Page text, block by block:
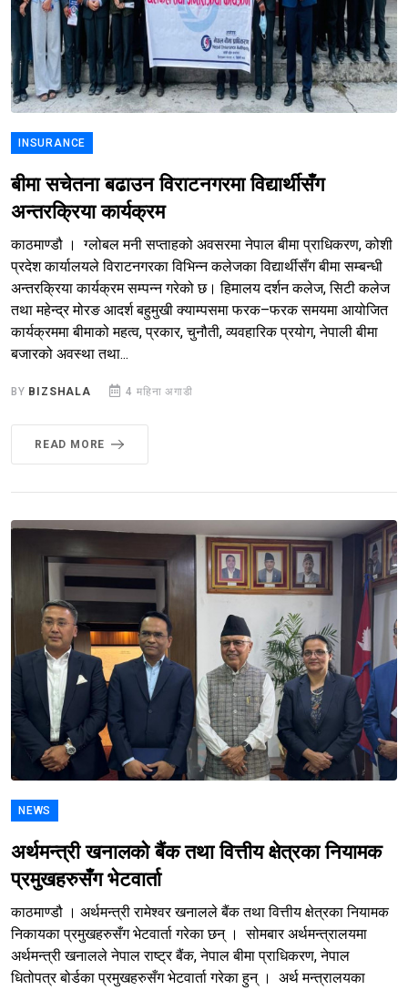
INSURANCE
बीमा सचेतना बढाउन विराटनगरमा विद्यार्थीसँग
अन्तरक्रिया कार्यक्रम
काठमाण्डौ । ग्लोबल मनी सप्ताहको अवसरमा नेपाल बीमा प्राधिकरण, कोशी
प्रदेश कार्यालयले विराटनगरका विभिन्न कलेजका विद्यार्थीसँग बीमा सम्बन्धी
अन्तरक्रिया कार्यक्रम सम्पन्न गरेको छ। हिमालय दर्शन कलेज, सिटी कलेज
तथा महेन्द्र मोरङ आदर्श बहुमुखी क्याम्पसमा फरक–फरक समयमा आयोजित
कार्यक्रममा बीमाको महत्व, प्रकार, चुनौती, व्यवहारिक प्रयोग, नेपाली बीमा
बजारको अवस्था तथा...
BY BIZSHALA 4 महिना अगाडी
READ MORE
NEWS
अर्थमन्त्री खनालको बैंक तथा वित्तीय क्षेत्रका नियामक
प्रमुखहरुसँग भेटवार्ता
काठमाण्डौ । अर्थमन्त्री रामेश्वर खनालले बैंक तथा वित्तीय क्षेत्रका नियामक
निकायका प्रमुखहरुसँग भेटवार्ता गरेका छन् । सोमबार अर्थमन्त्रालयमा
अर्थमन्त्री खनालले नेपाल राष्ट्र बैंक, नेपाल बीमा प्राधिकरण, नेपाल
धितोपत्र बोर्डका प्रमुखहरुसँग भेटवार्ता गरेका हुन् । अर्थ मन्त्रालयका